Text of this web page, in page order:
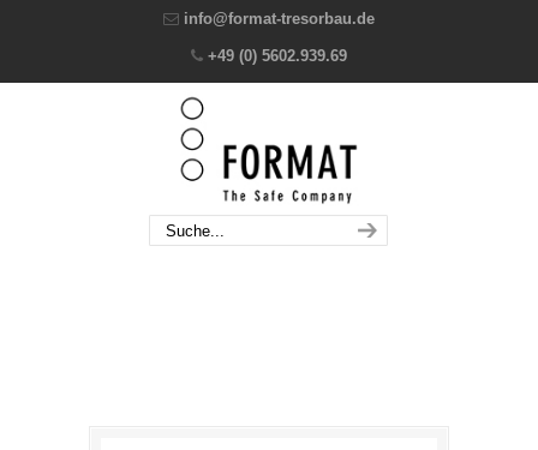
info@format-tresorbau.de
+49 (0) 5602.939.69